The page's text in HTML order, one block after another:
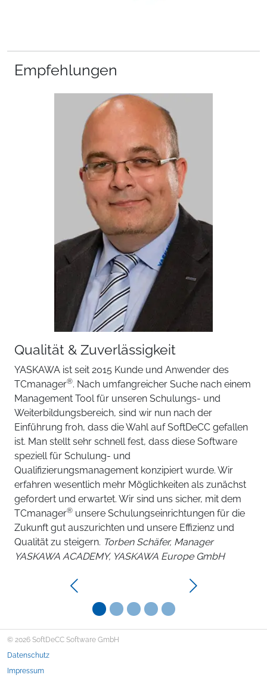
Empfehlungen
Qualität & Zuverlässigkeit
YASKAWA ist seit 2015 Kunde und Anwender des
TCmanager®. Nach umfangreicher Suche nach einem
Management Tool für unseren Schulungs- und
Weiterbildungsbereich, sind wir nun nach der
Einführung froh, dass die Wahl auf SoftDeCC gefallen
ist. Man stellt sehr schnell fest, dass diese Software
speziell für Schulung- und
Qualifizierungsmanagement konzipiert wurde. Wir
erfahren wesentlich mehr Möglichkeiten als zunächst
gefordert und erwartet. Wir sind uns sicher, mit dem
TCmanager® unsere Schulungseinrichtungen für die
Zukunft gut auszurichten und unsere Effizienz und
Qualität zu steigern. Torben Schäfer, Manager
YASKAWA ACADEMY, YASKAWA Europe GmbH
Previous
© 2026 SoftDeCC Software GmbH
Datenschutz
Impressum